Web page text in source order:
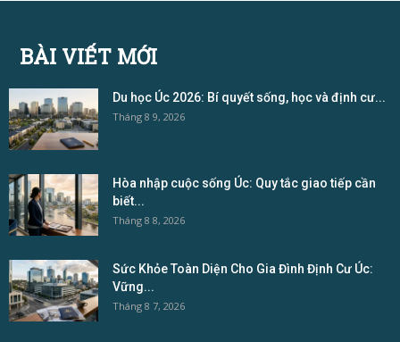
BÀI VIẾT MỚI
Du học Úc 2026: Bí quyết sống, học và định cư...
Tháng 8 9, 2026
Hòa nhập cuộc sống Úc: Quy tắc giao tiếp cần
biết...
Tháng 8 8, 2026
Sức Khỏe Toàn Diện Cho Gia Đình Định Cư Úc:
Vững...
Tháng 8 7, 2026